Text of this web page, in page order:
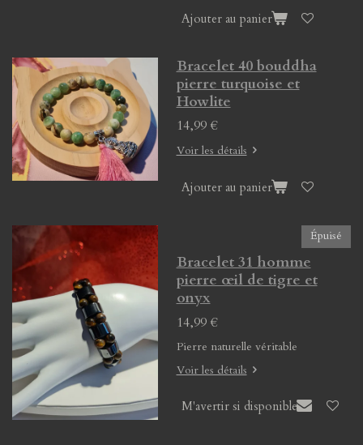
Ajouter au panier
Bracelet 40 bouddha
pierre turquoise et
Howlite
14,99 €
Voir les détails
Ajouter au panier
Épuisé
Bracelet 31 homme
pierre œil de tigre et
onyx
14,99 €
Pierre naturelle véritable
Voir les détails
M'avertir si disponible